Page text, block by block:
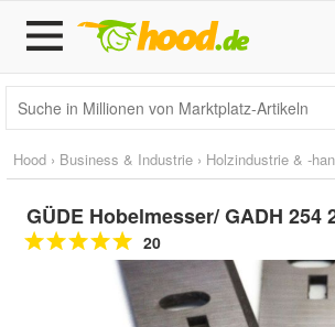
Hood › Business & Industrie › Holzindustrie & -
GÜDE Hobelmesser/ GADH 254
20